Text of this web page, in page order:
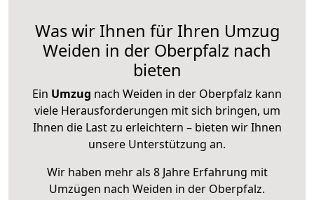
Was wir Ihnen für Ihren Umzug
Weiden in der Oberpfalz nach
bieten
Ein Umzug nach Weiden in der Oberpfalz kann
viele Herausforderungen mit sich bringen, um
Ihnen die Last zu erleichtern – bieten wir Ihnen
unsere Unterstützung an.
Wir haben mehr als 8 Jahre Erfahrung mit
Umzügen nach Weiden in der Oberpfalz.